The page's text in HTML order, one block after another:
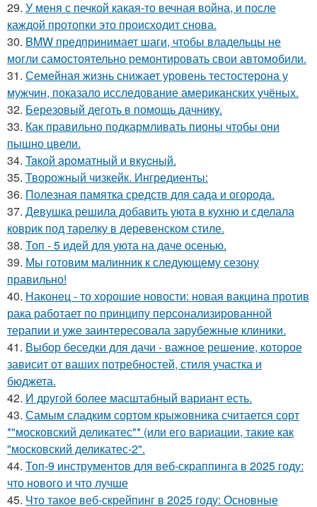
29. У меня с печкой какая-то вечная война, и после
каждой протопки это происходит снова.
30. BMW предпринимает шаги, чтобы владельцы не
могли самостоятельно ремонтировать свои автомобили.
31. Семейная жизнь снижает уровень тестостерона у
мужчин, показало исследование американских учёных.
32. Березовый деготь в помощь дачникy.
33. Как правильно подкармливать пионы чтобы они
пышно цвели.
34. Taкой арoматный и вкycный.
35. Творожный чизкейк. Ингредиенты:
36. Полезная памятка средств для сада и огорода.
37. Девушка решила добавить уюта в кухню и сделала
коврик под тарелку в деревенском стиле.
38. Топ - 5 идей для уюта на даче осенью.
39. Мы готовим малинник к следующему сезону
правильно!
40. Наконец - то хорошие новости: новая вакцина против
рака работает по принципу персонализированной
терапии и уже заинтересовала зарубежные клиники.
41. Выбор беседки для дачи - важное решение, которое
зависит от ваших потребностей, стиля участка и
бюджета.
42. И другой более масштабный вариант есть.
43. Самым сладким сортом крыжовника считается сорт
*"московский деликатес"* (или его вариации, такие как
"московский деликатес-2".
44. Топ-9 инструментов для веб-скраппинга в 2025 году:
что нового и что лучше
45. Что такое веб-скрейпинг в 2025 году: Основные